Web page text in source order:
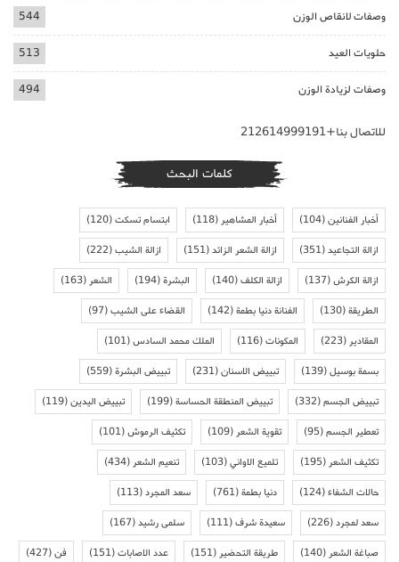
وصفات لانقاص الوزن 544
حلويات العيد 513
وصفات لزيادة الوزن 494
للاتصال بنا+212614999191
كلمات البحث
أخبار الفنانين(104) أخبار المشاهير(118) ابتسام تسكت(120)
ازالة التجاعيد(351) ازالة الشعر الزائد(151) ازالة الشيب(222)
ازالة الكرش(137) ازالة الكلف(140) البشرة(194) الشعر(163)
الطريقة(130) الفنانة دنيا بطمة(142) القضاء على الشيب(97)
المقادير(223) المكونات(116) الملك محمد السادس(101)
بسمة بوسيل(139) تبييض الاسنان(231) تبييض البشرة(559)
تبييض الجسم(332) تبييض المنطقة الحساسة(199) تبييض اليدين(119)
تعطير الجسم(95) تقوية الشعر(109) تكثيف الرموش(101)
تكثيف الشعر(195) تلميع الاواني(103) تنعيم الشعر(434)
حالات الشفاء(124) دنيا بطمة(761) سعد المجرد(113)
سعد لمجرد(226) سعيدة شرف(111) سلمى رشيد(167)
صباغة الشعر(140) طريقة التحضير(151) عدد الاصابات(151) فن(427)